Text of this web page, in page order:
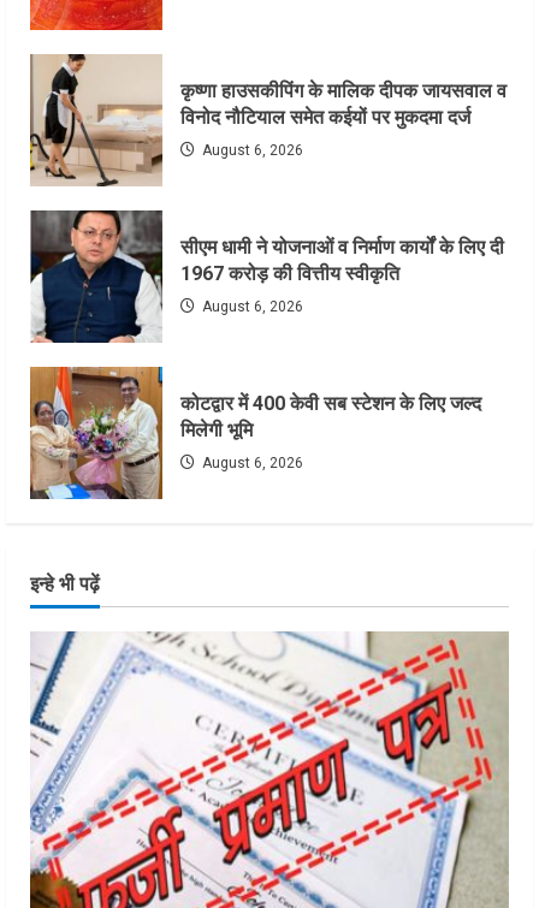
कृष्णा हाउसकीपिंग के मालिक दीपक जायसवाल व
विनोद नौटियाल समेत कईयों पर मुकदमा दर्ज
August 6, 2026
सीएम धामी ने योजनाओं व निर्माण कार्यों के लिए दी
1967 करोड़ की वित्तीय स्वीकृति
August 6, 2026
कोटद्वार में 400 केवी सब स्टेशन के लिए जल्द
मिलेगी भूमि
August 6, 2026
इन्हे भी पढ़ें